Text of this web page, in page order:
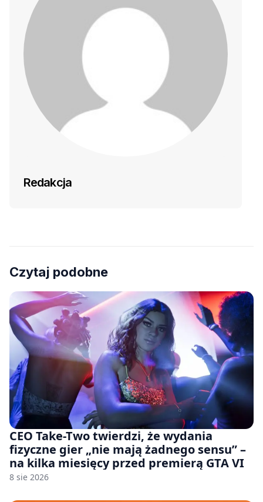
Redakcja
Czytaj podobne
CEO Take-Two twierdzi, że wydania
fizyczne gier „nie mają żadnego sensu” –
na kilka miesięcy przed premierą GTA VI
8 sie 2026